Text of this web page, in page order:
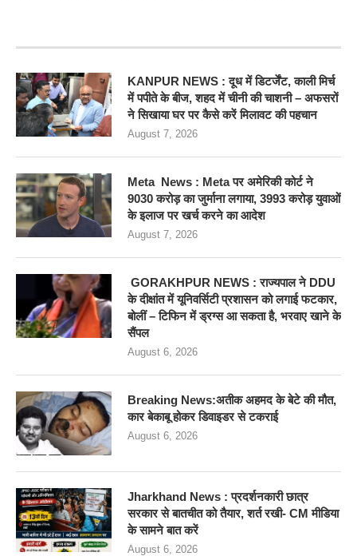
KANPUR NEWS : दूध में डिटर्जेंट, काली मिर्च
में पपीते के बीज, शहद में चीनी की चाशनी – अफसरों
ने सिखाया घर पर कैसे करें मिलावट की पहचान
August 7, 2026
Meta News : Meta पर अमेरिकी कोर्ट ने
9030 करोड़ का जुर्माना लगाया, 3993 करोड़ युवाओं
के इलाज पर खर्च करने का आदेश
August 7, 2026
GORAKHPUR NEWS : राज्यपाल ने DDU
के दीक्षांत में यूनिवर्सिटी प्रशासन को लगाई फटकार,
बोलीं – टिफिन में ड्रग्स आ सकता है, भरवाए खाने के
सैंपल
August 6, 2026
Breaking News:अतीक अहमद के बेटे की मौत,
कार बेकाबू होकर डिवाइडर से टकराई
August 6, 2026
Jharkhand News : प्रदर्शनकारी छात्र
सरकार से बातचीत को तैयार, शर्त रखी- CM मीडिया
के सामने बात करें
August 6, 2026